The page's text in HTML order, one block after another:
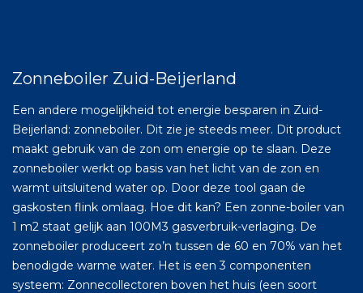
Zonneboiler Zuid-Beijerland
Een andere mogelijkheid tot energie besparen in Zuid-
Beijerland: zonneboiler. Dit zie je steeds meer. Dit product
maakt gebruik van de zon om energie op te slaan. Deze
zonneboiler werkt op basis van het licht van de zon en
warmt uitsluitend water op. Door deze tool gaan de
gaskosten flink omlaag. Hoe dit kan? Een zonne-boiler van
1 m2 staat gelijk aan 100M3 gasverbruik-verlaging. De
zonneboiler produceert zo’n tussen de 60 en 70% van het
benodigde warme water. Het is een 3 componenten
systeem: Zonnecollectoren boven het huis (een soort